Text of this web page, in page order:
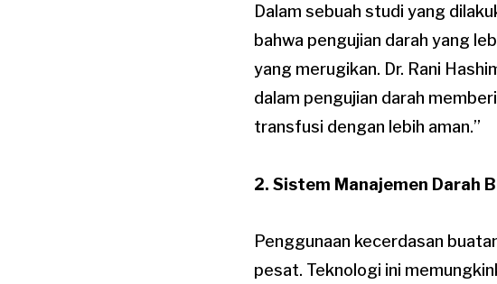
Dalam sebuah studi yang
bahwa pengujian darah yang
yang merugikan. Dr. Rani
dalam pengujian darah
transfusi dengan lebih aman.”
2. Sistem Manajemen Darah
Penggunaan kecerdasan
pesat. Teknologi ini